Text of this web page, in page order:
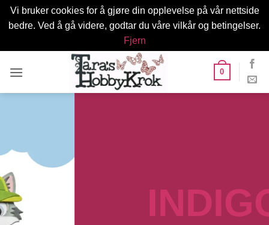
Vi bruker cookies for å gjøre din opplevelse på vår nettside
bedre. Ved å gå videre, godtar du våre vilkår og betingelser.
Fjern
0
INDIGO